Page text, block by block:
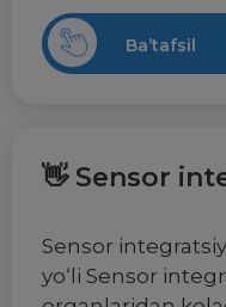
Ba’tafsil
👋 Sensor
Sensor
yo‘li Sensor